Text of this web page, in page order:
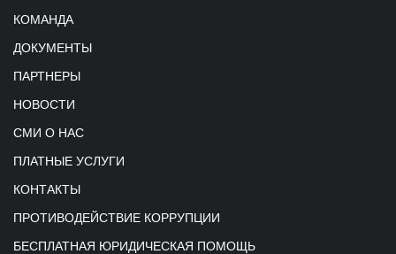
КОМАНДА
ДОКУМЕНТЫ
ПАРТНЕРЫ
НОВОСТИ
СМИ О НАС
ПЛАТНЫЕ УСЛУГИ
КОНТАКТЫ
ПРОТИВОДЕЙСТВИЕ КОРРУПЦИИ
БЕСПЛАТНАЯ ЮРИДИЧЕСКАЯ ПОМОЩЬ